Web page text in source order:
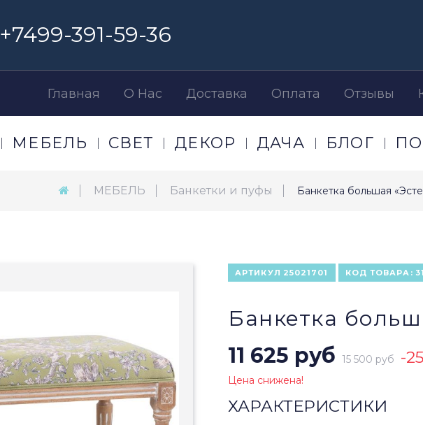
+7499-391-59-36
Главная О Нас Доставка Оплата Отзывы
МЕБЕЛЬ СВЕТ ДЕКОР ДАЧА БЛОГ
МЕБЕЛЬ Банкетки и пуфы Банкетка большая
АРТИКУЛ 25021701 КОД ТОВАРА:
Банкетка
11 625 руб 15 500 руб -
Цена снижена!
ХАРАКТЕРИСТИКИ